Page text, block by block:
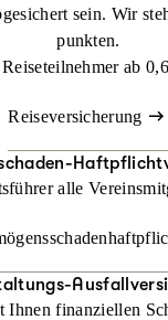
Rot-Weiß
Sport e.V.
sein. Wir
punkten.
ab
Reiseversicherung
alle
finanziellen